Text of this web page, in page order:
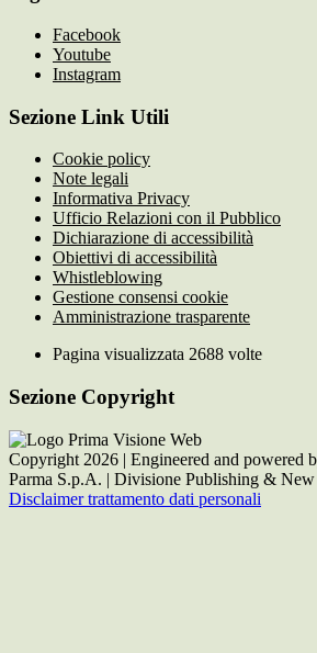
Facebook
Youtube
Instagram
Sezione Link Utili
Cookie policy
Note legali
Informativa Privacy
Ufficio Relazioni con il Pubblico
Dichiarazione di accessibilità
Obiettivi di accessibilità
Whistleblowing
Gestione consensi cookie
Amministrazione trasparente
Pagina visualizzata 2688 volte
Sezione Copyright
Copyright 2026 | Engineered and powered
Parma S.p.A. | Divisione Publishing &
Disclaimer trattamento dati personali